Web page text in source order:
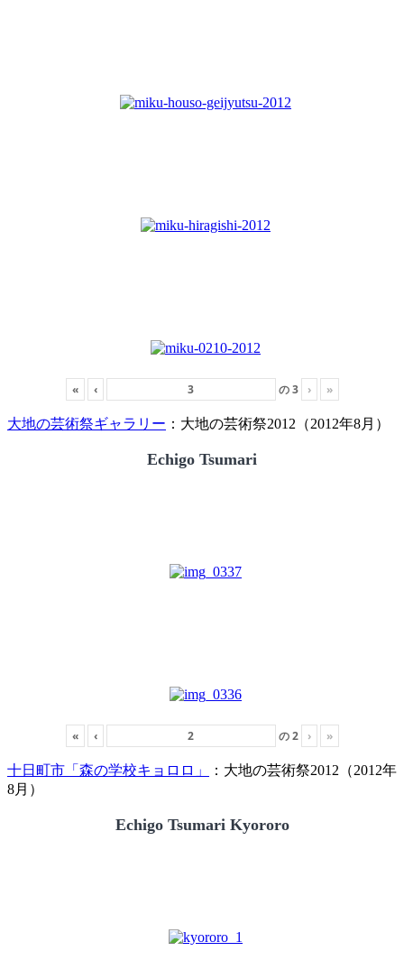
« ‹ の3 › »
大地の芸術祭ギャラリー ：大地の芸術祭2012（2012年8月）
Echigo Tsumari
« ‹ の2 › »
十日町市「森の学校キョロロ」
：大地の芸術祭2012（2012年
8月）
Echigo Tsumari Kyororo